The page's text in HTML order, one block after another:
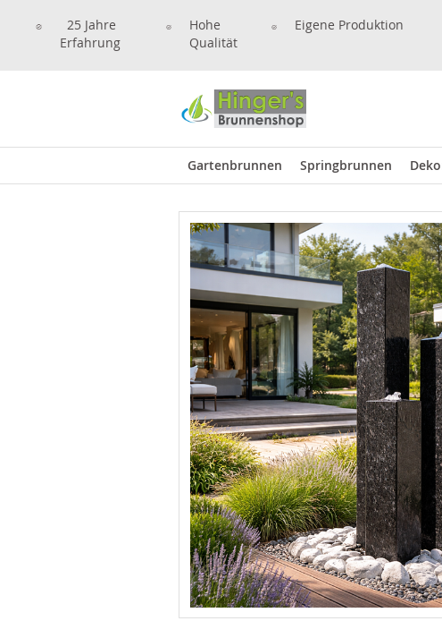
25 Jahre
Erfahrung
Hohe
Qualität
Eigene Produktion
Gartenbrunnen Springbrunnen